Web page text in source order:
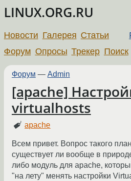
LINUX.ORG.RU
Новости Галерея Статьи
Форум Опросы Трекер Поиск
Форум — Admin
[apache]
virtualhosts
apache
Всем привет. Вопрос такого
существует ли вообще в
либо модуль для apache,
"на лету" менять настройки